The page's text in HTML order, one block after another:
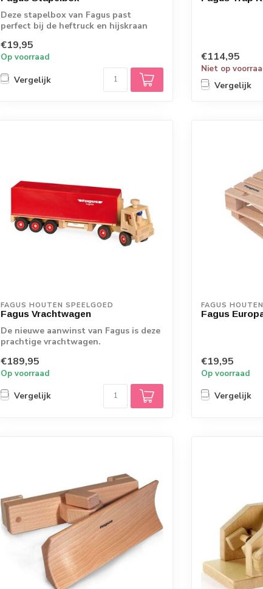
Deze stapelbox van Fagus past
perfect bij de heftruck en hijskraan
€19,95
Op voorraad
Vergelijk
€114,95
Niet op
Vergelijk
FAGUS HOUTEN SPEELGOED
Fagus Vrachtwagen
De nieuwe aanwinst van Fagus is deze
prachtige vrachtwagen.
€189,95
Op voorraad
Vergelijk
FAGUS
Fagus
€19,95
Op voorraad
Vergelijk